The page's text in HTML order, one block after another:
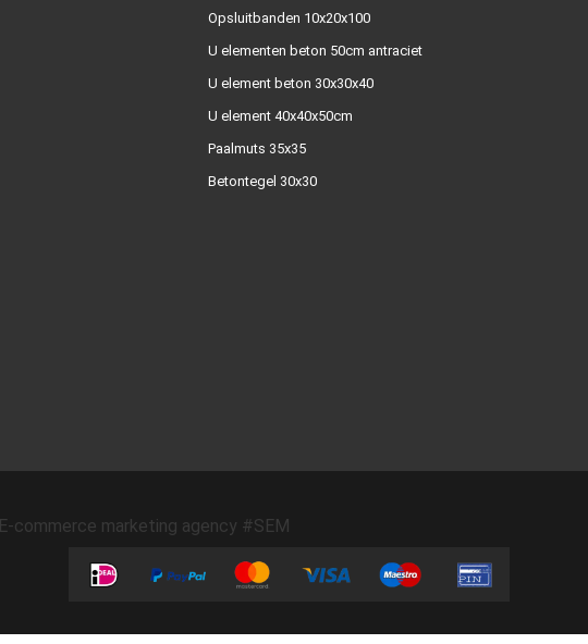
Opsluitbanden 10x20x100
U elementen beton 50cm antraciet
U element beton 30x30x40
U element 40x40x50cm
Paalmuts 35x35
Betontegel 30x30
E-commerce marketing agency #SEM